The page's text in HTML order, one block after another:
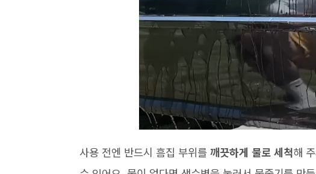
사용 전엔 반드시 흠집 부위를 깨끗하게 물로 세척해